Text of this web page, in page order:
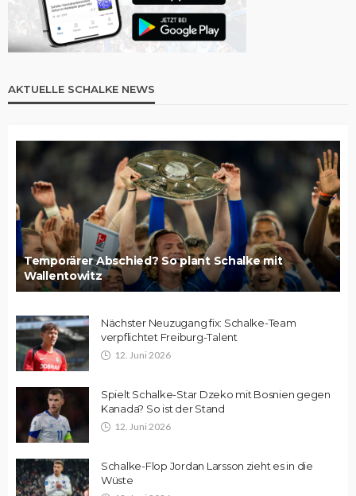
AKTUELLE SCHALKE NEWS
Temporärer Abschied? So plant Schalke mit
Wallentowitz
Nächster Neuzugang fix: Schalke-Team
verpflichtet Freiburg-Talent
12. Juni 2026
Spielt Schalke-Star Dzeko mit Bosnien gegen
Kanada? So ist der Stand
12. Juni 2026
Schalke-Flop Jordan Larsson zieht es in die
Wüste